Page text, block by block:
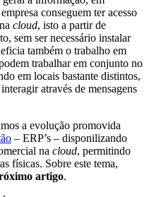
conseguem ter acesso
cloud, isto a partir de
sem ser necessário instalar
também o trabalho em
trabalhar em conjunto no
em locais bastante distintos,
através de mensagens
a evolução promovida
– ERP’s – disponilizando
na cloud, permitindo
físicas. Sobre este tema,
artigo.